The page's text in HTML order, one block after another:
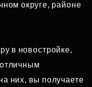
округе, районе
в новостройке,
них, вы получаете